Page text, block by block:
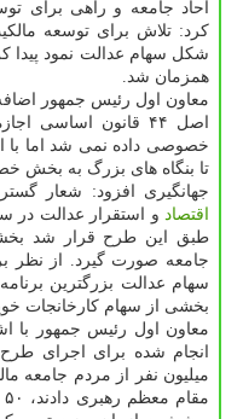
آحاد جامعه و راهی برای
کرد: تلاش برای توسعه
همزمان شد.
معاون اول رئیس جمهور
اصل ۴۴ قانون اساسی
خصوصی داده نمی شد اما با
تا بنگاه های بزرگ به بخش
جهانگیری افزود: شعار
اقتصاد و استقرار عدالت در
طبق این طرح قرار شد
جامعه صورت گیرد. از نظر
سهام عدالت بزرگترین
بخشی از سهام کارخانجات
معاون اول رئیس جمهور با
میلیون نفر از مردم جامعه